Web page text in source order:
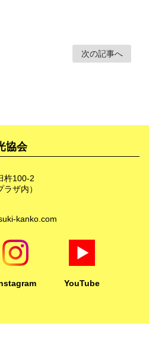
次の記事へ
協会
杵100-2
ラザ内）
kanko.com
YouTube